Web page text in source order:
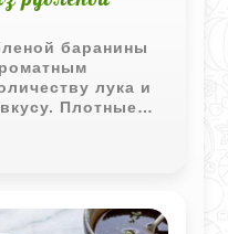
баранины
лука и
Плотные
держатся на
аппетитную